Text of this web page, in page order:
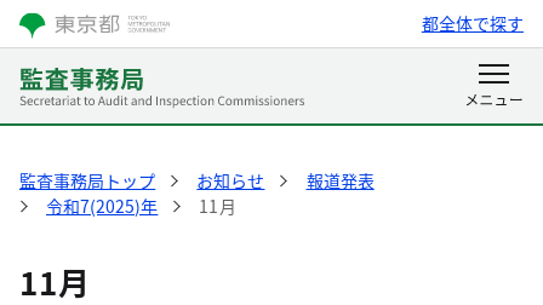
都全体で探す
監査事務局トップ お知らせ
報道発表
令和7(2025)年
11月
11月